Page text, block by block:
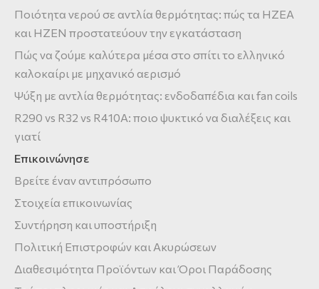
Ποιότητα νερού σε αντλία θερμότητας: πώς τα HZEA
και HZEN προστατεύουν την εγκατάσταση
Πώς να ζούμε καλύτερα μέσα στο σπίτι το ελληνικό
καλοκαίρι με μηχανικό αερισμό
Ψύξη με αντλία θερμότητας: ενδοδαπέδια και fan coils
R290 vs R32 vs R410A: ποιο ψυκτικό να διαλέξεις και
γιατί
Επικοινώνησε
Βρείτε έναν αντιπρόσωπο
Στοιχεία επικοινωνίας
Συντήρηση και υποστήριξη
Πολιτική Επιστροφών και Ακυρώσεων
Διαθεσιμότητα Προϊόντων και Όροι Παράδοσης